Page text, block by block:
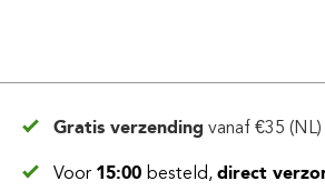
Gratis verzending vanaf €35
Voor 15:00 besteld, direct